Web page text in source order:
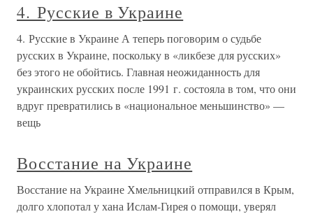
4. Русские в Украине
4. Русские в Украине А теперь поговорим о судьбе
русских в Украине, поскольку в «ликбезе для русских»
без этого не обойтись. Главная неожиданность для
украинских русских после 1991 г. состояла в том, что они
вдруг превратились в «национальное меньшинство» —
вещь
Восстание на Украине
Восстание на Украине Хмельницкий отправился в Крым,
долго хлопотал у хана Ислам-Гирея о помощи, уверял